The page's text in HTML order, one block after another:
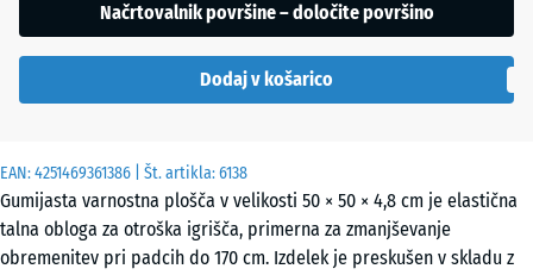
EAN:4251469361386 | Št. artikla:6138
Gumijasta varnostna plošča v velikosti 50 × 50 × 4,8 cm je elastična
talna obloga za otroška igrišča, primerna za zmanjševanje
obremenitev pri padcih do 170 cm. Izdelek je preskušen v skladu z
rdeča
- 0,40 €
Načrtovalnik površine – določite površino
Dodaj v košarico